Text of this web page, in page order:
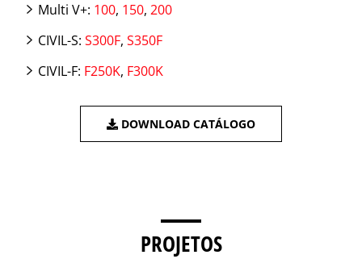
Multi V+: 100, 150, 200
CIVIL-S: S300F, S350F
CIVIL-F: F250K, F300K
DOWNLOAD CATÁLOGO
PROJETOS